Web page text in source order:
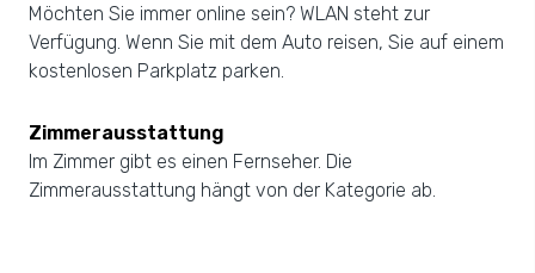
Möchten Sie immer online sein? WLAN steht zur
Verfügung. Wenn Sie mit dem Auto reisen, Sie auf einem
kostenlosen Parkplatz parken.
Zimmerausstattung
Im Zimmer gibt es einen Fernseher. Die
Zimmerausstattung hängt von der Kategorie ab.